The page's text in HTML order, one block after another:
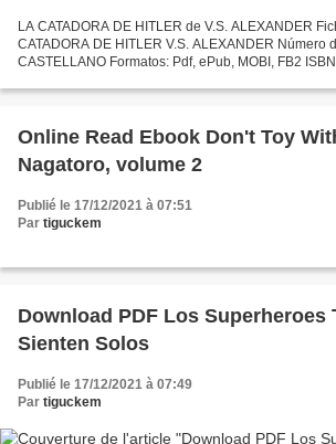
LA CATADORA DE HITLER de V.S. ALEXANDER
CATADORA DE HITLER V.S. ALEXANDER Número
CASTELLANO Formatos: Pdf, ePub, MOBI, FB2
Online Read Ebook Don't Toy
Nagatoro, volume 2
Publié le 17/12/2021 à 07:51
Par tiguckem
Download PDF Los Superheroes
Sienten Solos
Publié le 17/12/2021 à 07:49
Par tiguckem